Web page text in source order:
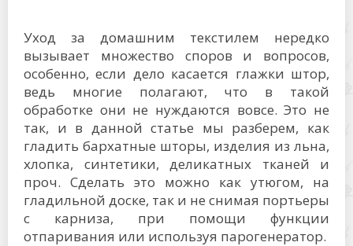
Уход за домашним текстилем нередко
вызывает множество споров и вопросов,
особенно, если дело касается глажки штор,
ведь многие полагают, что в такой
обработке они не нуждаются вовсе. Это не
так, и в данной статье мы разберем, как
гладить бархатные шторы, изделия из льна,
хлопка, синтетики, деликатных тканей и
проч. Сделать это можно как утюгом, на
гладильной доске, так и не снимая портьеры
с карниза, при помощи функции
отпаривания или используя парогенератор.